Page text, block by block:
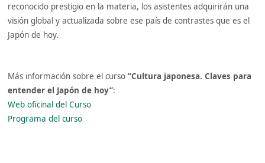
reconocido prestigio en la materia, los asistentes adquirirán una
visión global y actualizada sobre ese país de contrastes que es el
Japón de hoy.
Más información sobre el curso“Cultura japonesa. Claves para
entender el Japón de hoy”:
Web oficinal del Curso
Programa del curso